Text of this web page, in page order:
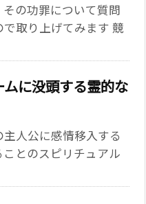
の功罪について質問
取り上げてみます 競
に没頭する霊的な
人公に感情移入する
ことのスピリチュアル